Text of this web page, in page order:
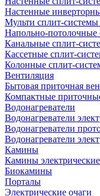
Настенные
Мульти сплит-
Напольно-потолочные
Канальные сплит-
Кассетные сплит-
Колонные сплит-
Вентиляция
Бытовая приточная
Компактные
Водонагреватели
Водонагреватели
Водонагреватели
Водонагреватели
Камины
Камины электрические
Биокамины
Порталы
Электрические очаги